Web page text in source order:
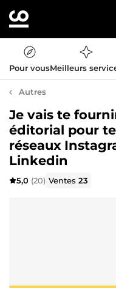
Pour vousMeilleurs
Autres
Je vais te
éditorial pour
réseaux
Linkedin
5,0 (20) Ventes23